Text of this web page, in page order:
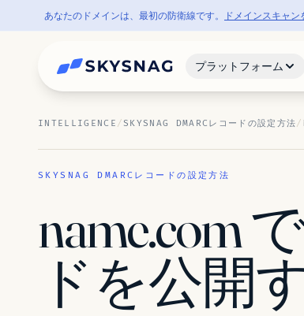
あなたのドメインは、最初の防衛線です。 ドメインスキャン
プラットフォーム
INTELLIGENCE / SKYSNAG DMARCレコードの設定方法/
SKYSNAG DMARCレコードの設定方法
name.com
ドを公開